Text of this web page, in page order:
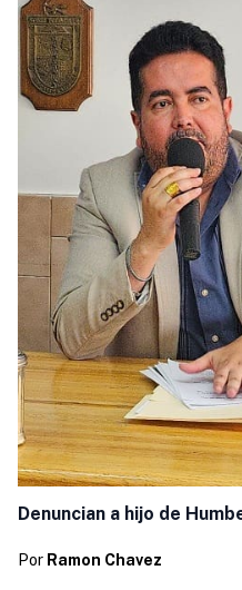
Denuncian a hijo de
Por Ramon Chavez